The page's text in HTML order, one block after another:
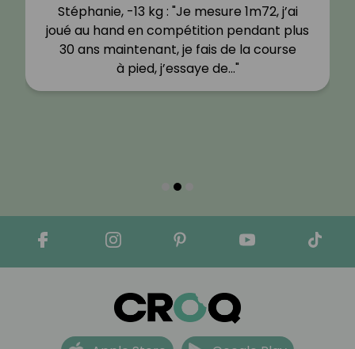
Stéphanie, -13 kg : "Je mesure 1m72, j’ai
joué au hand en compétition pendant plus
30 ans maintenant, je fais de la course
à pied, j’essaye de…"